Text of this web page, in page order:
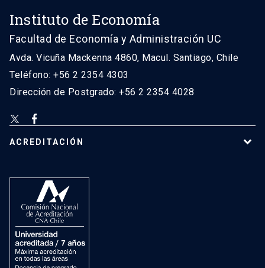
Instituto de Economía
Facultad de Economía y Administración UC
Avda. Vicuña Mackenna 4860, Macul. Santiago, Chile
Teléfono: +56 2 2354 4303
Dirección de Postgrado: +56 2 2354 4028
ACREDITACIÓN